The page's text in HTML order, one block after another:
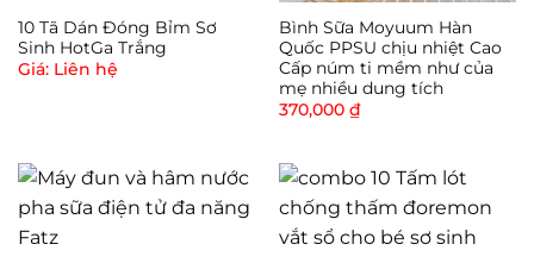
10 Tã Dán Đóng Bỉm Sơ
Sinh HotGa Trắng
Giá: Liên hệ
Bình Sữa Moyuum Hàn
Quốc PPSU chịu nhiệt Cao
Cấp núm ti mềm như của
mẹ nhiều dung tích
370,000 ₫